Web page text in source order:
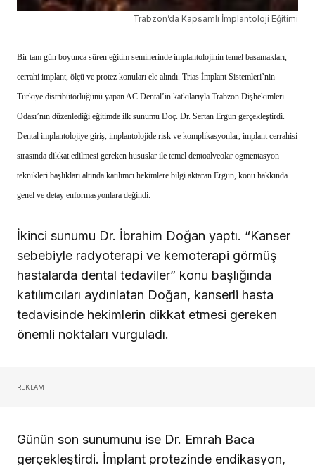
Trabzon’da Kapsamlı İmplantoloji Eğitimi
Bir tam gün boyunca süren eğitim seminerinde implantolojinin temel basamakları,
cerrahi implant, ölçü ve protez konuları ele alındı. Trias İmplant Sistemleri’nin
Türkiye distribütörlüğünü yapan AC Dental’in katkılarıyla Trabzon Dişhekimleri
Odası’nın düzenlediği eğitimde ilk sunumu Doç. Dr. Sertan Ergun gerçekleştirdi.
Dental implantolojiye giriş, implantolojide risk ve komplikasyonlar, implant cerrahisi
sırasında dikkat edilmesi gereken hususlar ile temel dentoalveolar ogmentasyon
teknikleri başlıkları altında katılımcı hekimlere bilgi aktaran Ergun, konu hakkında
genel ve detay enformasyonlara değindi.
İkinci sunumu Dr. İbrahim Doğan yaptı. “Kanser
sebebiyle radyoterapi ve kemoterapi görmüş
hastalarda dental tedaviler” konu başlığında
katılımcıları aydınlatan Doğan, kanserli hasta
tedavisinde hekimlerin dikkat etmesi gereken
önemli noktaları vurguladı.
REKLAM
Günün son sunumunu ise Dr. Emrah Baca
gerçekleştirdi. İmplant protezinde endikasyon,